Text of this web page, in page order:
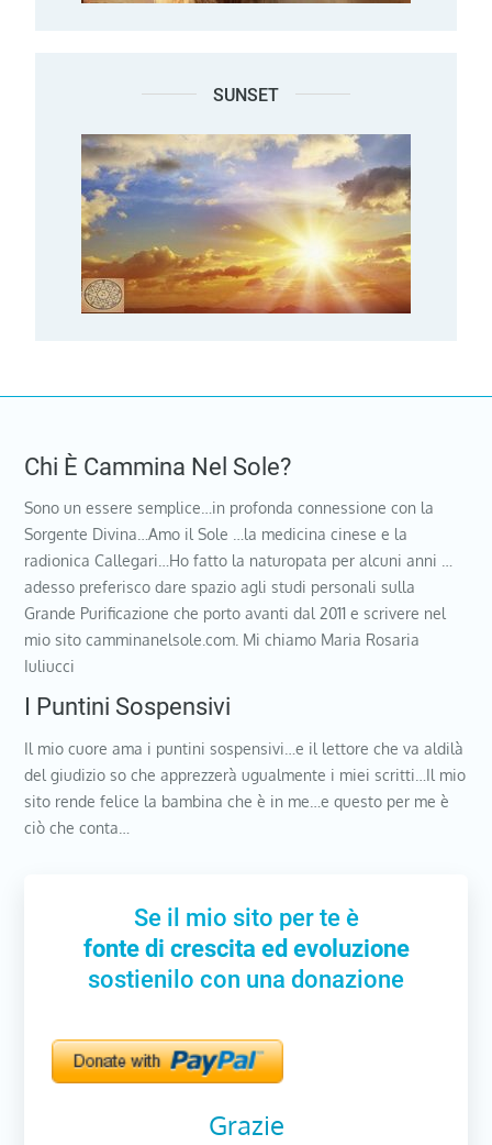
SUNSET
Chi È Cammina Nel Sole?
Sono un essere semplice…in profonda connessione con la
Sorgente Divina…Amo il Sole …la medicina cinese e la
radionica Callegari…Ho fatto la naturopata per alcuni anni …
adesso preferisco dare spazio agli studi personali sulla
Grande Purificazione che porto avanti dal 2011 e scrivere nel
mio sito camminanelsole.com. Mi chiamo Maria Rosaria
Iuliucci
I Puntini Sospensivi
Il mio cuore ama i puntini sospensivi…e il lettore che va aldilà
del giudizio so che apprezzerà ugualmente i miei scritti…Il mio
sito rende felice la bambina che è in me…e questo per me è
ciò che conta…
Se il mio sito per te è
fonte di crescita ed evoluzione
sostienilo con una donazione
Grazie